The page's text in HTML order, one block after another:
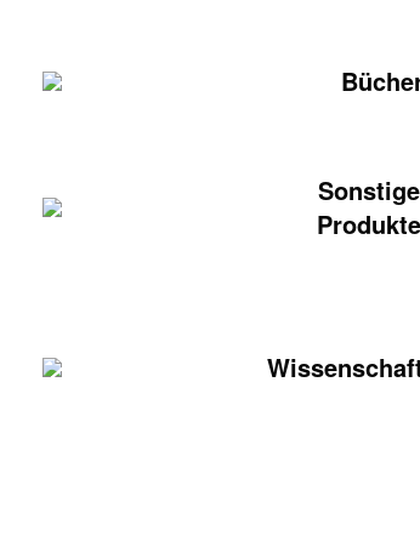
Sonstige
Produkte